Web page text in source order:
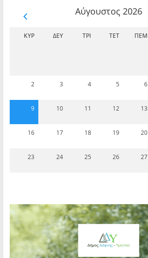
Αύγουστος 2026
ΚΥΡ ΔΕΥ ΤΡΊ ΤΕΤ ΠΈΜ
2 3 4 5 6
9 10 11 12 13
16 17 18 19 20
23 24 25 26 27